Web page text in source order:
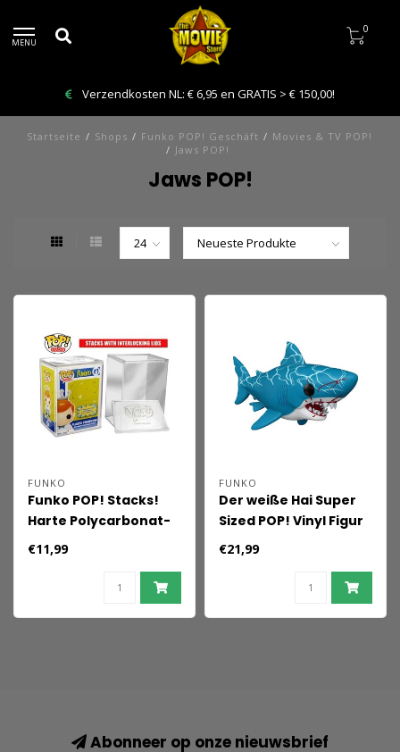
MENU
0
Verzendkosten NL: € 6,95 en GRATIS > € 150,00!
Startseite / Shops / Funko POP! Geschäft / Movies & TV POP!
/ Jaws POP!
Jaws POP!
FUNKO
Funko POP! Stacks!
Harte Polycarbonat-
Schutzhülle
€11,99
FUNKO
Der weiße Hai Super
Sized POP! Vinyl Figur
GWS (Retro) 15 cm
€21,99
Abonneer op onze nieuwsbrief